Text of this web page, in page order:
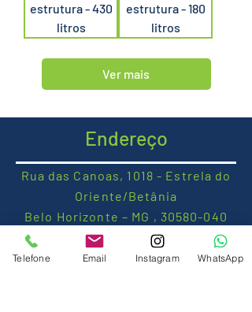
estrutura - 430
litros
estrutura - 180
litros
Ver mais
Endereço
Rua das Canoas, 1018 - Estrela do
Oriente/Betânia
Belo Horizonte – MG , 30580-040
Telefone Email Instagram WhatsApp